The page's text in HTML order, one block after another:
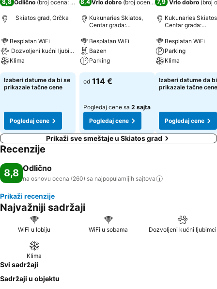
8,8 Odlično (broj ocena: 260)
Skiatos grad, Grčka
Besplatan WiFi
Dozvoljeni kućni ljubimci
Klima
Izaberi datume da bi se
prikazale tačne cene
Pogledaj cene
8,4Vrlo dobro (broj ocena: 4.506)
Kukunaries Skiatos,
Centar grada:
Besplatan WiFi
Bazen
Parking
od 114 €
Pogledaj cene sa 2 sajta
Pogledaj cene
7,9 Vrlo dobro (broj
Kukunaries
Centar grada:
Besplatan WiFi
Parking
Klima
Izaberi datume da
prikazale tačne cene
Pogledaj cene
Prikaži sve smeštaje u Skiatos grad
Recenzije
8,8 Odlično
na osnovu ocena (260) sa najpopularnijih sajtova
Prikaži recenzije
Najvažniji sadržaji
WiFi u lobiju WiFi u sobama Dozvoljeni kućni ljubimci
Klima
Svi sadržaji
Sadržaji u objektu